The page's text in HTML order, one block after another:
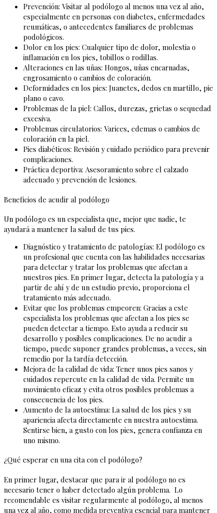
Prevención: Visitar al podólogo al menos una vez al año,
especialmente en personas con diabetes, enfermedades
reumáticas, o antecedentes familiares de problemas
podológicos.
Dolor en los pies: Cualquier tipo de dolor, molestia o
inflamación en los pies, tobillos o rodillas.
Alteraciones en las uñas: Hongos, uñas encarnadas,
engrosamiento o cambios de coloración.
Deformidades en los pies: Juanetes, dedos en martillo, pie
plano o cavo.
Problemas de la piel: Callos, durezas, grietas o sequedad
excesiva.
Problemas circulatorios: Varices, edemas o cambios de
coloración en la piel.
Pies diabéticos: Revisión y cuidado periódico para prevenir
complicaciones.
Práctica deportiva: Asesoramiento sobre el calzado
adecuado y prevención de lesiones.
Beneficios de acudir al podólogo
Un podólogo es un especialista que, mejor que nadie, te
ayudará a mantener la salud de tus pies.
Diagnóstico y tratamiento de patologías: El podólogo es
un profesional que cuenta con las habilidades necesarias
para detectar y tratar los problemas que afectan a
nuestros pies. En primer lugar, detecta la patología y a
partir de ahí y de un estudio previo, proporciona el
tratamiento más adecuado.
Evitar que los problemas empeoren: Gracias a este
especialista los problemas que afectan a los pies se
pueden detectar a tiempo. Esto ayuda a reducir su
desarrollo y posibles complicaciones. De no acudir a
tiempo, puede suponer grandes problemas, a veces, sin
remedio por la tardía detección.
Mejora de la calidad de vida: Tener unos pies sanos y
cuidados repercute en la calidad de vida. Permite un
movimiento eficaz y evita otros posibles problemas a
consecuencia de los pies.
Aumento de la autoestima: La salud de los pies y su
apariencia afecta directamente en nuestra autoestima.
Sentirse bien, a gusto con los pies, genera confianza en
uno mismo.
¿Qué esperar en una cita con el podólogo?
En primer lugar, destacar que para ir al podólogo no es
necesario tener o haber detectado algún problema. Lo
recomendable es visitar regularmente al podólogo, al menos
una vez al año, como medida preventiva esencial para mantener